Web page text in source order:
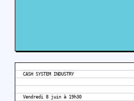
CASH SYSTEM INDUSTRY
Vendredi 8 juin à 19h30